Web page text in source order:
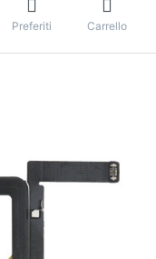
Preferiti Carrello